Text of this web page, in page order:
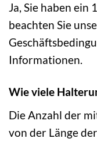
Ja, Sie haben ein
beachten Sie
Informationen.
Wie viele
Die Anzahl der
von der Länge